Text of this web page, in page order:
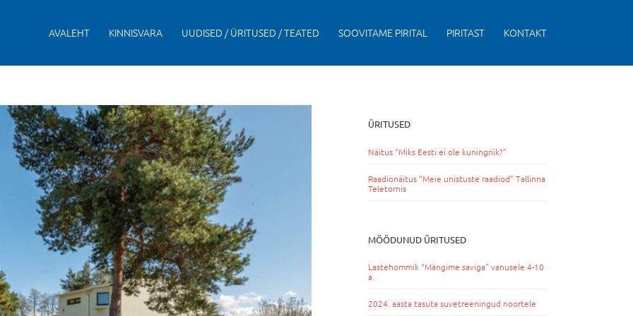
AVALEHT KINNISVARA UUDISED / ÜRITUSED / TEATED SOOVITAME PIRITAL PIRITAST KONTAKT
ÜRITUSED
Näitus “Miks Eesti ei ole kuningriik?”
Raadionäitus “Meie unistuste raadiod” Tallinna
Teletornis
MÖÖDUNUD ÜRITUSED
Lastehommik “Mängime saviga” vanusele 4-10
a.
2024. aasta tasuta suvetreeningud noortele